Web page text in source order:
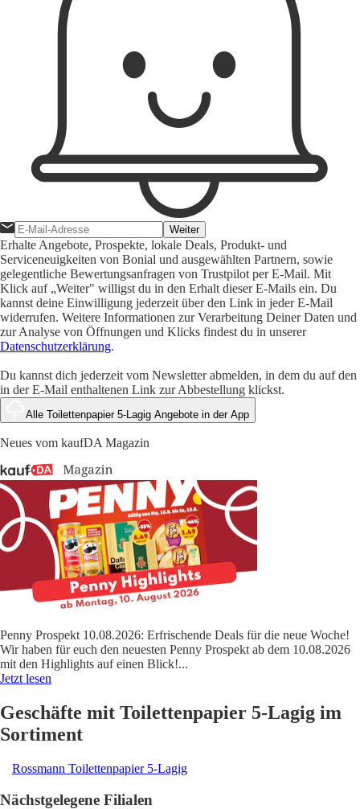
Weiter
Erhalte Angebote, Prospekte, lokale Deals, Produkt- und
Serviceneuigkeiten von Bonial und ausgewählten Partnern, sowie
gelegentliche Bewertungsanfragen von Trustpilot per E-Mail. Mit
Klick auf „Weiter" willigst du in den Erhalt dieser E-Mails ein. Du
kannst deine Einwilligung jederzeit über den Link in jeder E-Mail
widerrufen. Weitere Informationen zur Verarbeitung Deiner Daten und
zur Analyse von Öffnungen und Klicks findest du in unserer
Datenschutzerklärung.
Du kannst dich jederzeit vom Newsletter abmelden, in dem du auf den
in der E-Mail enthaltenen Link zur Abbestellung klickst.
Alle Toilettenpapier 5-Lagig Angebote in der App
Neues vom kaufDA Magazin
Penny Prospekt 10.08.2026: Erfrischende Deals für die neue Woche!
Wir haben für euch den neuesten Penny Prospekt ab dem 10.08.2026
mit den Highlights auf einen Blick!...
Jetzt lesen
Geschäfte mit Toilettenpapier 5-Lagig im
Sortiment
Rossmann Toilettenpapier 5-Lagig
Nächstgelegene Filialen